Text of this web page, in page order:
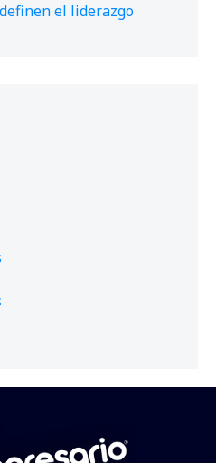
el liderazgo